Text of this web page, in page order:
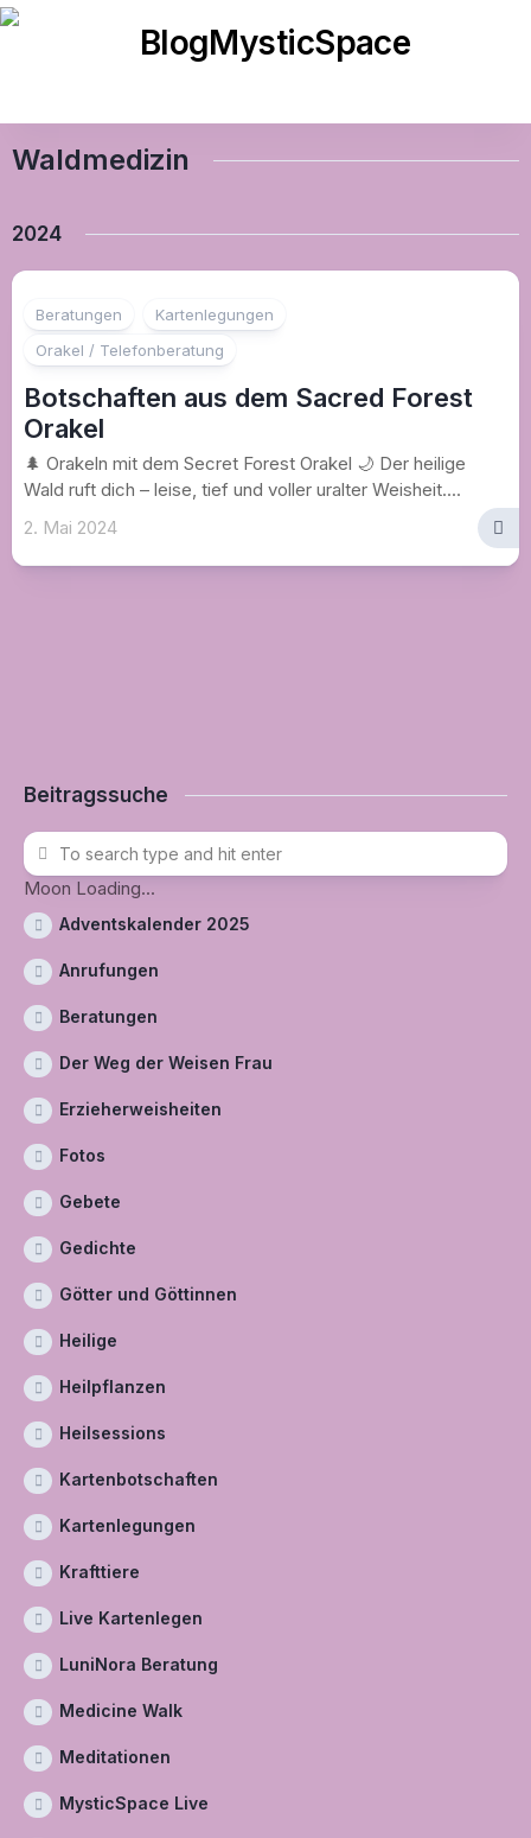
Skip
Waldmedizin
2024
Beratungen
Kartenlegungen
Orakel / Telefonberatung
Botschaften aus dem Sacred Forest
Orakel
🌲 Orakeln mit dem Secret Forest Orakel 🌙 Der heilige
Wald ruft dich – leise, tief und voller uralter Weisheit....
2. Mai 2024
Beitragssuche
Moon Loading...
Adventskalender 2025
Anrufungen
Beratungen
Der Weg der Weisen Frau
Erzieherweisheiten
Fotos
Gebete
Gedichte
Götter und Göttinnen
Heilige
Heilpflanzen
Heilsessions
Kartenbotschaften
Kartenlegungen
Krafttiere
Live Kartenlegen
LuniNora Beratung
Medicine Walk
Meditationen
MysticSpace Live